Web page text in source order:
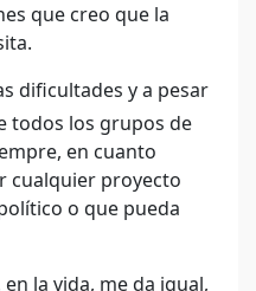
que creo que la
dificultades y a pesar
todos los grupos de
en cuanto
cualquier proyecto
o que pueda
la vida, me da igual,